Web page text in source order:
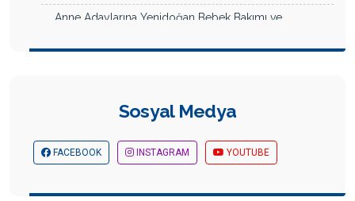
Anne Adaylarına Yenidoğan Bebek Bakımı ve
Mersin İş ve Kariyer Fuarından Görüntüler
Kültür ve Sanatı Destekleme Kapsamında Sponsor
Olduğumuz Tiyatro Oyunu...
Sosyal Medya
FACEBOOK INSTAGRAM YOUTUBE